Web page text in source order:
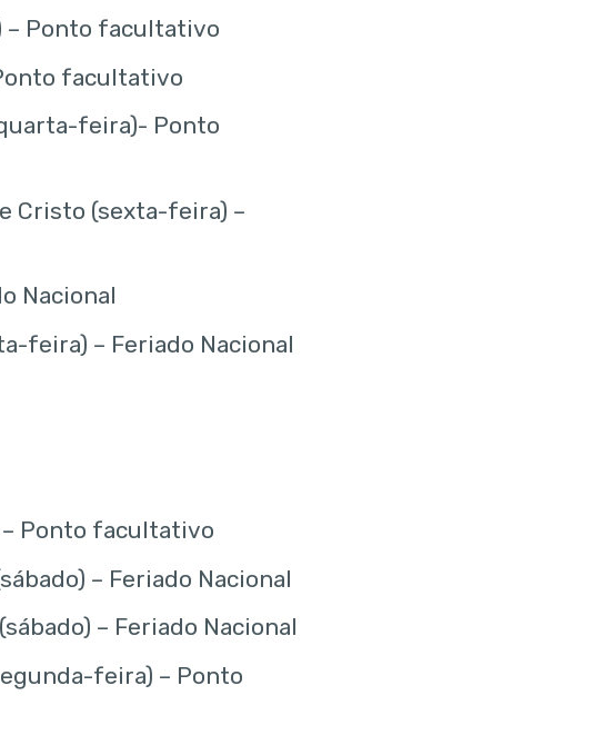
– Ponto facultativo
facultativo
feira)- Ponto
Cristo (sexta-feira) –
Nacional
feira) – Feriado Nacional
Ponto facultativo
– Feriado Nacional
– Feriado Nacional
feira) – Ponto